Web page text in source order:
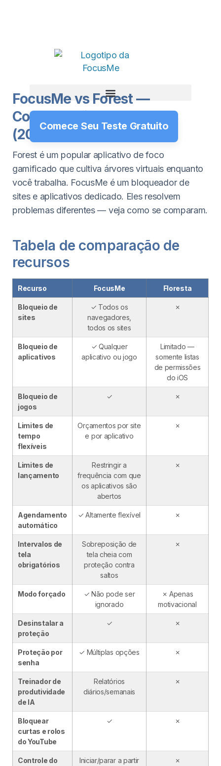
Comece Seu Teste Gratuito
FocusMe vs Forest —
Comparação de Recursos
(2026)
Forest é um popular aplicativo de foco
gamificado que cultiva árvores virtuais enquanto
você trabalha. FocusMe é um bloqueador de
sites e aplicativos dedicado. Eles resolvem
problemas diferentes — veja como se comparam.
Tabela de comparação de
recursos
Recurso FocusMe Floresta
Bloqueio de
sites
✓ Todos os
navegadores,
todos os sites
✗
Bloqueio de
aplicativos
✓ Qualquer
aplicativo ou jogo
Limitado —
somente listas
de permissões
do iOS
Bloqueio de
jogos
✓ ✗
Limites de
tempo
flexíveis
Orçamentos por site
e por aplicativo
✗
Limites de
lançamento
Restringir a
frequência com que
os aplicativos são
abertos
✗
Agendamento
automático
✓ Altamente flexível ✗
Intervalos de
tela
obrigatórios
Sobreposição de
tela cheia com
proteção contra
saltos
✗
Modo forçado
✓ Não pode ser
ignorado
✗ Apenas
motivacional
Desinstalar a
proteção
✓ ✗
Proteção por
senha
✓ Múltiplas opções ✗
Treinador de
produtividade
de IA
Relatórios
diários/semanais
✗
Bloquear
curtas e rolos
do YouTube
✓ ✗
Controle do
Iniciar/parar a partir
✗